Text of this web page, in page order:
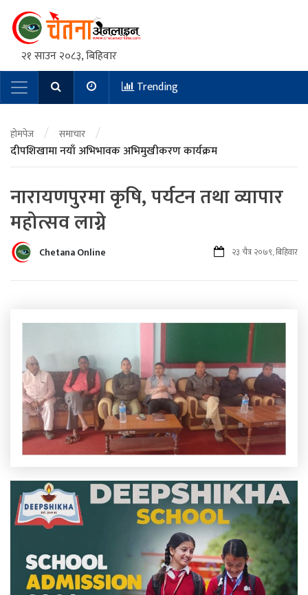
२१ साउन २०८३, बिहिवार
Main NavigationTrending
होमपेज / समाचार /
दीपशिखामा नयाँ अभिभावक अभिमुखीकरण कार्यक्रम
नारायणपुरमा कृषि, पर्यटन तथा व्यापार
महोत्सव लाग्ने
Chetana Online २३ चैत्र २०७९, बिहिवार